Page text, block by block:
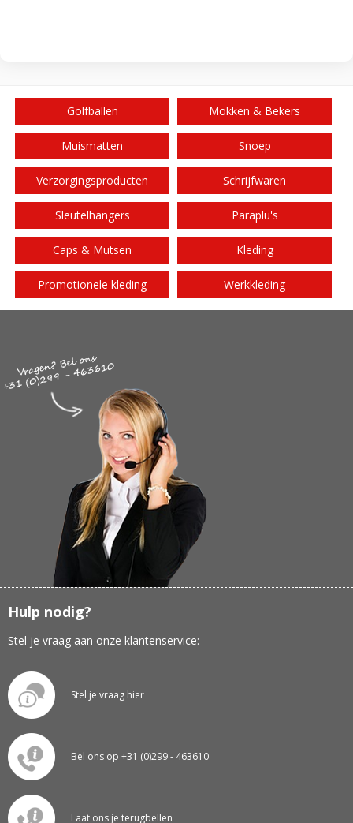
Golfballen Mokken & Bekers
Muismatten Snoep
Verzorgingsproducten Schrijfwaren
Sleutelhangers Paraplu's
Caps & Mutsen Kleding
Promotionele kleding Werkkleding
Hulp nodig?
Stel je vraag aan onze klantenservice:
Stel je vraag hier
Bel ons op +31 (0)299 - 463610
Laat ons je terugbellen